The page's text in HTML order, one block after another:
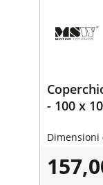
- 100 x
Dimensioni